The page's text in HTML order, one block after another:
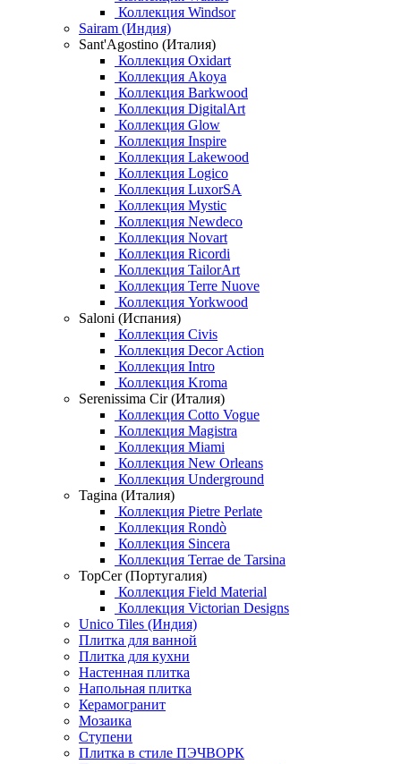
Коллекция Windsor
Sairam (Индия)
Sant'Agostino (Италия)
Коллекция Oxidart
Коллекция Akoya
Коллекция Barkwood
Коллекция DigitalArt
Коллекция Glow
Коллекция Inspire
Коллекция Lakewood
Коллекция Logico
Коллекция LuxorSA
Коллекция Mystic
Коллекция Newdeco
Коллекция Novart
Коллекция Ricordi
Коллекция TailorArt
Коллекция Terre Nuove
Коллекция Yorkwood
Saloni (Испания)
Коллекция Civis
Коллекция Decor Action
Коллекция Intro
Коллекция Kroma
Serenissima Cir (Италия)
Коллекция Cotto Vogue
Коллекция Magistra
Коллекция Miami
Коллекция New Orleans
Коллекция Underground
Tagina (Италия)
Коллекция Pietre Perlate
Коллекция Rondò
Коллекция Sincera
Коллекция Terrae de Tarsina
TopCer (Португалия)
Коллекция Field Material
Коллекция Victorian Designs
Unico Tiles (Индия)
Плитка для ванной
Плитка для кухни
Настенная плитка
Напольная плитка
Керамогранит
Мозаика
Ступени
Плитка в стиле ПЭЧВОРК